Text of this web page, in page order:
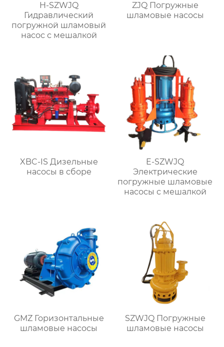
H-SZWJQ
Гидравлический
погружной шламовый
насос с мешалкой
ZJQ Погружные
шламовые насосы
XBC-IS Дизельные
насосы в сборе
E-SZWJQ
Электрические
погружные шламовые
насосы с мешалкой
GMZ Горизонтальные
шламовые насосы
SZWJQ Погружные
шламовые насосы